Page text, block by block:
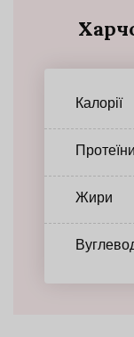
Калорії
Протеїни
Жири